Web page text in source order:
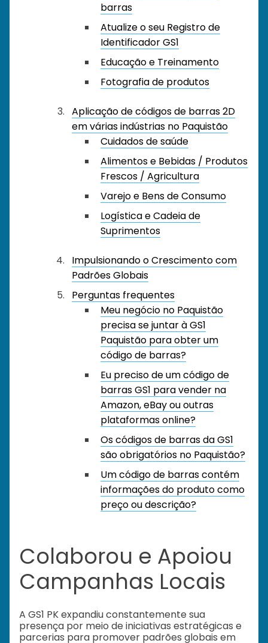
barras
Atualize o seu Registro de
Identificador GS1
Educação e Treinamento
Fotografia de produtos
Aplicação de códigos de barras 2D
em várias indústrias no Paquistão
Cuidados de saúde
Alimentos e Bebidas / Produtos
Frescos / Agricultura
Varejo e Bens de Consumo
Logística e Cadeia de
Suprimentos
Impulsionando o Crescimento com
Padrões Globais
Perguntas frequentes
Meu negócio no Paquistão
precisa se juntar à GS1
Paquistão para obter um
código de barras?
Eu preciso de um código de
barras GS1 para vender na
Amazon, eBay ou outras
plataformas online?
Os códigos de barras da GS1
são obrigatórios no Paquistão?
Um código de barras contém
informações do produto como
preço ou descrição?
Colaborou e Apoiou
Campanhas Locais
A GS1 PK expandiu constantemente sua
presença por meio de iniciativas estratégicas e
parcerias para promover padrões globais em